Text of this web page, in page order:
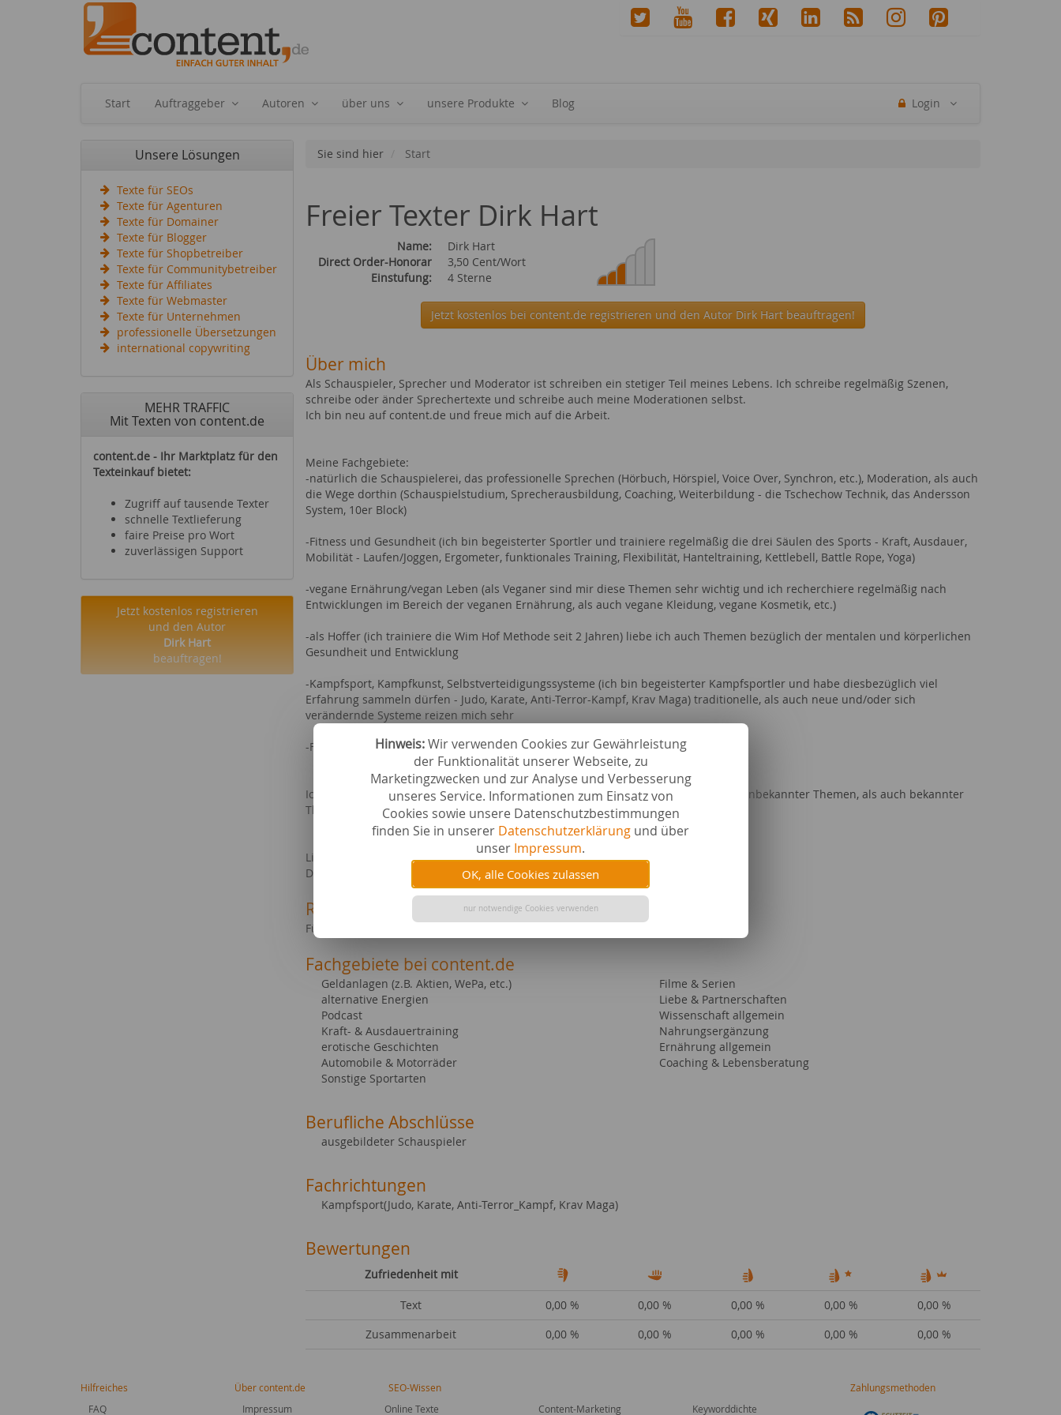
Hinweis:Wir verwenden Cookies zur Gewährleistung
der Funktionalität unserer Webseite, zu
Marketingzwecken und zur Analyse und Verbesserung
unseres Service. Informationen zum Einsatz von
Cookies sowie unsere Datenschutzbestimmungen
finden Sie in unserer Datenschutzerklärung und über
unser Impressum.
OK, alle Cookies zulassen
nur notwendige Cookies verwenden
Start Auftraggeber Autoren über uns unsere Produkte Blog Login
Unsere Lösungen
Texte für SEOs
Texte für Agenturen
Texte für Domainer
Texte für Blogger
Texte für Shopbetreiber
Texte für Communitybetreiber
Texte für Affiliates
Texte für Webmaster
Texte für Unternehmen
professionelle Übersetzungen
international copywriting
MEHR TRAFFIC
Mit Texten von content.de
content.de - Ihr Marktplatz für den
Texteinkauf bietet:
Zugriff auf tausende Texter
schnelle Textlieferung
faire Preise pro Wort
zuverlässigen Support
Jetzt kostenlos registrieren
und den Autor
Dirk Hart
beauftragen!
Sie sind hier Start
Freier Texter Dirk Hart
Name:
Dirk Hart
Direct Order-Honorar
3,50 Cent/Wort
Einstufung:
4 Sterne
Jetzt kostenlos bei content.de registrieren und den Autor Dirk Hart beauftragen!
Über mich
Als Schauspieler, Sprecher und Moderator ist schreiben ein stetiger Teil meines Lebens. Ich schreibe regelmäßig Szenen,
schreibe oder änder Sprechertexte und schreibe auch meine Moderationen selbst.
Ich bin neu auf content.de und freue mich auf die Arbeit.
Meine Fachgebiete:
-natürlich die Schauspielerei, das professionelle Sprechen (Hörbuch, Hörspiel, Voice Over, Synchron, etc.), Moderation, als auch
die Wege dorthin (Schauspielstudium, Sprecherausbildung, Coaching, Weiterbildung - die Tschechow Technik, das Andersson
System, 10er Block)
-Fitness und Gesundheit (ich bin begeisterter Sportler und trainiere regelmäßig die drei Säulen des Sports - Kraft, Ausdauer,
Mobilität - Laufen/Joggen, Ergometer, funktionales Training, Flexibilität, Hanteltraining, Kettlebell, Battle Rope, Yoga)
-vegane Ernährung/vegan Leben (als Veganer sind mir diese Themen sehr wichtig und ich recherchiere regelmäßig nach
Entwicklungen im Bereich der veganen Ernährung, als auch vegane Kleidung, vegane Kosmetik, etc.)
-als Hoffer (ich trainiere die Wim Hof Methode seit 2 Jahren) liebe ich auch Themen bezüglich der mentalen und körperlichen
Gesundheit und Entwicklung
-Kampfsport, Kampfkunst, Selbstverteidigungssysteme (ich bin begeisterter Kampfsportler und habe diesbezüglich viel
Erfahrung sammeln dürfen - Judo, Karate, Anti-Terror-Kampf, Krav Maga) traditionelle, als auch neue und/oder sich
verändernde Systeme reizen mich sehr
-Filme, Filme, Filme;)
Ich bin an vielen Themen interessiert und freue mich auch auf Aufträge mir noch unbekannter Themen, als auch bekannter
Themen.
Liebe Grüße
Dirk Hart
Referenztexte
Für registrierte Kunden im Account einsehbar
Fachgebiete bei content.de
Geldanlagen (z.B. Aktien, WePa, etc.)
alternative Energien
Podcast
Kraft- & Ausdauertraining
erotische Geschichten
Automobile & Motorräder
Sonstige Sportarten
Filme & Serien
Liebe & Partnerschaften
Wissenschaft allgemein
Nahrungsergänzung
Ernährung allgemein
Coaching & Lebensberatung
Berufliche Abschlüsse
ausgebildeter Schauspieler
Fachrichtungen
Kampfsport(Judo, Karate, Anti-Terror_Kampf, Krav Maga)
Bewertungen
Zufriedenheit mit
Text 0,00 % 0,00 % 0,00 % 0,00 %
0,00 %
Zusammenarbeit
0,00 % 0,00 % 0,00 % 0,00 % 0,00 %
Hilfreiches
FAQ
Über content.de
Impressum
SEO-Wissen
Online Texte
Content-Marketing Keyworddichte
Zahlungsmethoden